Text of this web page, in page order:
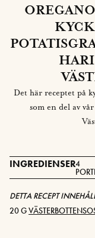
Det här receptet på
som en del av
INGREDIENSER4
DETTA RECEPT
20 G